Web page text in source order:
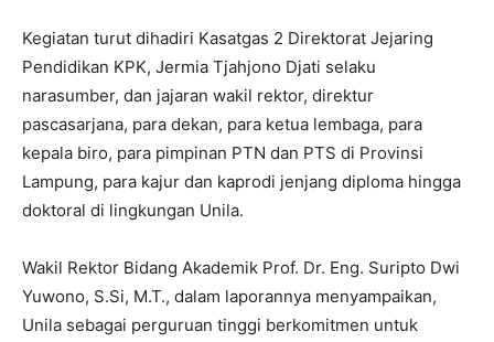
Kegiatan turut dihadiri Kasatgas 2 Direktorat Jejaring
Pendidikan KPK, Jermia Tjahjono Djati selaku
narasumber, dan jajaran wakil rektor, direktur
pascasarjana, para dekan, para ketua lembaga, para
kepala biro, para pimpinan PTN dan PTS di Provinsi
Lampung, para kajur dan kaprodi jenjang diploma hingga
doktoral di lingkungan Unila.
Wakil Rektor Bidang Akademik Prof. Dr. Eng. Suripto Dwi
Yuwono, S.Si, M.T., dalam laporannya menyampaikan,
Unila sebagai perguruan tinggi berkomitmen untuk